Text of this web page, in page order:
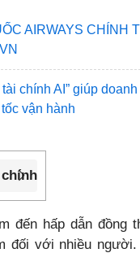
AIRWAYS CHÍNH
tài chính AI” giúp
vận hành
đến hấp dẫn đồng
đối với nhiều